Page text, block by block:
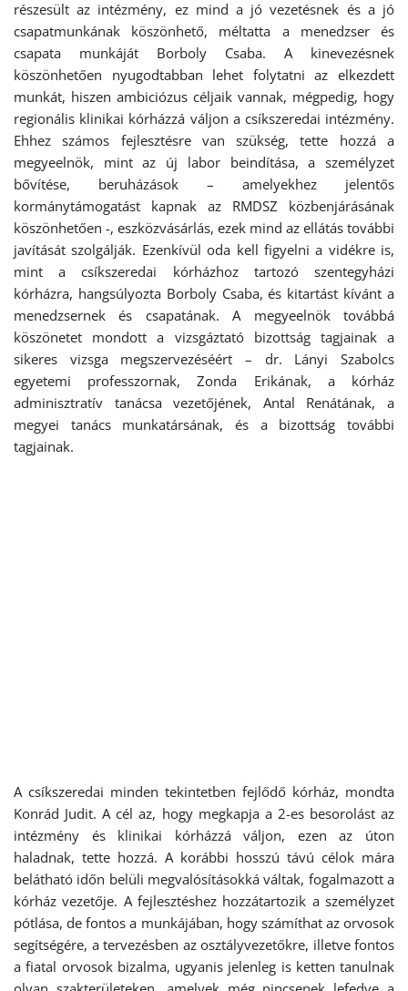
részesült az intézmény, ez mind a jó vezetésnek és a jó
csapatmunkának köszönhető, méltatta a menedzser és
csapata munkáját Borboly Csaba. A kinevezésnek
köszönhetően nyugodtabban lehet folytatni az elkezdett
munkát, hiszen ambiciózus céljaik vannak, mégpedig, hogy
regionális klinikai kórházzá váljon a csíkszeredai intézmény.
Ehhez számos fejlesztésre van szükség, tette hozzá a
megyeelnök, mint az új labor beindítása, a személyzet
bővítése, beruházások – amelyekhez jelentős
kormánytámogatást kapnak az RMDSZ közbenjárásának
köszönhetően -, eszközvásárlás, ezek mind az ellátás további
javítását szolgálják. Ezenkívül oda kell figyelni a vidékre is,
mint a csíkszeredai kórházhoz tartozó szentegyházi
kórházra, hangsúlyozta Borboly Csaba, és kitartást kívánt a
menedzsernek és csapatának. A megyeelnök továbbá
köszönetet mondott a vizsgáztató bizottság tagjainak a
sikeres vizsga megszervezéséért – dr. Lányi Szabolcs
egyetemi professzornak, Zonda Erikának, a kórház
adminisztratív tanácsa vezetőjének, Antal Renátának, a
megyei tanács munkatársának, és a bizottság további
tagjainak.
A csíkszeredai minden tekintetben fejlődő kórház, mondta
Konrád Judit. A cél az, hogy megkapja a 2-es besorolást az
intézmény és klinikai kórházzá váljon, ezen az úton
haladnak, tette hozzá. A korábbi hosszú távú célok mára
belátható időn belüli megvalósításokká váltak, fogalmazott a
kórház vezetője. A fejlesztéshez hozzátartozik a személyzet
pótlása, de fontos a munkájában, hogy számíthat az orvosok
segítségére, a tervezésben az osztályvezetőkre, illetve fontos
a fiatal orvosok bizalma, ugyanis jelenleg is ketten tanulnak